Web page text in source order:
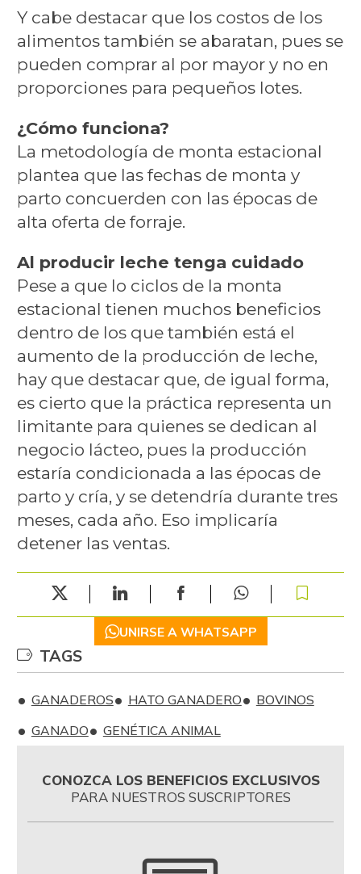
Y cabe destacar que los costos de los
alimentos también se abaratan, pues se
pueden comprar al por mayor y no en
proporciones para pequeños lotes.
¿Cómo funciona?
La metodología de monta estacional
plantea que las fechas de monta y
parto concuerden con las épocas de
alta oferta de forraje.
Al producir leche tenga cuidado
Pese a que lo ciclos de la monta
estacional tienen muchos beneficios
dentro de los que también está el
aumento de la producción de leche,
hay que destacar que, de igual forma,
es cierto que la práctica representa un
limitante para quienes se dedican al
negocio lácteo, pues la producción
estaría condicionada a las épocas de
parto y cría, y se detendría durante tres
meses, cada año. Eso implicaría
detener las ventas.
UNIRSE A WHATSAPP
TAGS
GANADEROS HATO GANADERO
BOVINOS
GANADO
GENÉTICA ANIMAL
CONOZCA LOS BENEFICIOS EXCLUSIVOS
PARA NUESTROS SUSCRIPTORES